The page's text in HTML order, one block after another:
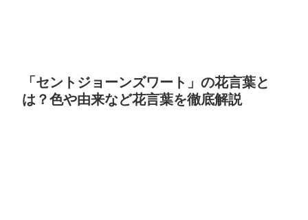
「セントジョーンズワート」の花言葉と
は？色や由来など花言葉を徹底解説